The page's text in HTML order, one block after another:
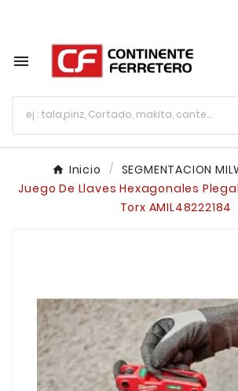

Inicio
SEGMENTACION
Juego De Llaves Hexagonales
Torx AMIL48222184